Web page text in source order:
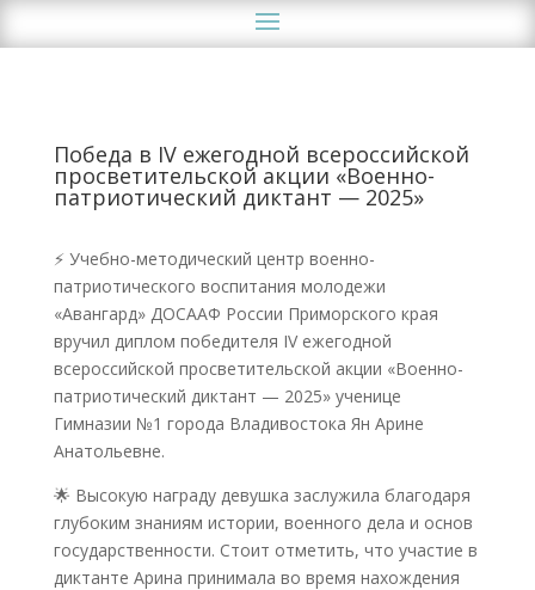
Победа в IV ежегодной всероссийской
просветительской акции «Военно-
патриотический диктант — 2025»
⚡️ Учебно-методический центр военно-
патриотического воспитания молодежи
«Авангард» ДОСААФ России Приморского края
вручил диплом победителя IV ежегодной
всероссийской просветительской акции «Военно-
патриотический диктант — 2025» ученице
Гимназии №1 города Владивостока Ян Арине
Анатольевне.
🌟 Высокую награду девушка заслужила благодаря
глубоким знаниям истории, военного дела и основ
государственности. Стоит отметить, что участие в
диктанте Арина принимала во время нахождения